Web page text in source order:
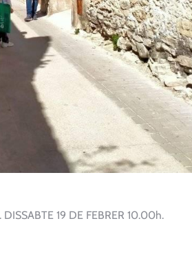
DISSABTE 19 DE FEBRER 10.00h.